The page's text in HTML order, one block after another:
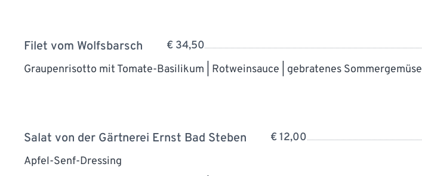
Filet vom Wolfsbarsch
€ 34,50
Graupenrisotto mit Tomate-Basilikum | Rotweinsauce | gebratenes Sommergemüse
Salat von der Gärtnerei Ernst Bad Steben
€ 12,00
Apfel-Senf-Dressing